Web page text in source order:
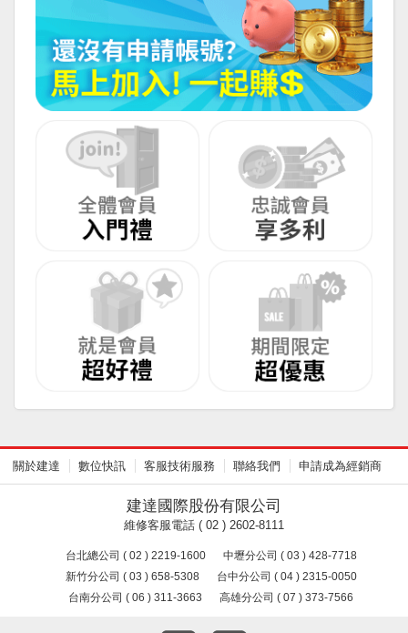
關於建達 數位快訊 客服技術服務 聯絡我們 申請成為經銷商
建達國際股份有限公司
維修客服電話 ( 02 ) 2602-8111
台北總公司 ( 02 ) 2219-1600
中壢分公司 ( 03 ) 428-7718
新竹分公司 ( 03 ) 658-5308
台中分公司 ( 04 ) 2315-0050
台南分公司 ( 06 ) 311-3663
高雄分公司 ( 07 ) 373-7566